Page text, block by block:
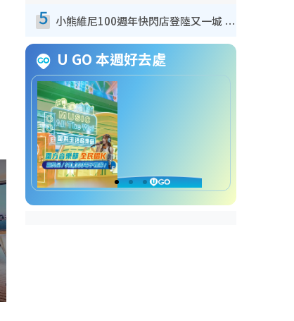
5 小熊維尼100週年快閃店登陸又一城 重現百畝森林經典場景／獨家限定盲盒登場／專屬DIY香水
U GO 本週好去處